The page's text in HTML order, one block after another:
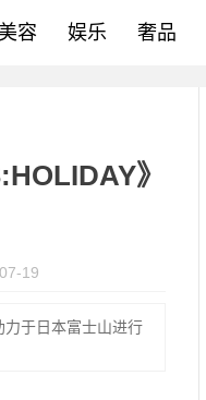
美容 娱乐 奢品
》
19
于日本富士山进行